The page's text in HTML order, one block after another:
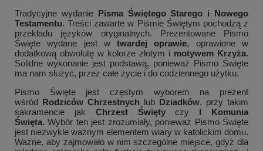
Tradycyjne wydanie Pisma Świętego Starego i Nowego
Testamentu. Treści zawarte w Piśmie Świętym pochodzą z
przekładu języków oryginalnych. Prezentowane Pismo
Święte wydane jest w
twardej oprawie, oprawione w
dodatkową obwolutę w kolorze złotym i motywem Krzyża.
Solidne wykonanie jest podstawą, ponieważ Pismo Święte
ma nam służyć, przez całe życie i do codziennego użytku.
Pismo Święte jest częstym wyborem na prezent
wśród Rodziców Chrzestnych lub Dziadków, przy takim
sakramencie jak
Chrzest Świętyczy
I Komunia
Święta. Wybór ten jest zrozumiały, ponieważ Pismo Święte
jest niezwykle ważnym elementem wiary w katolickim domu.
Ważne, aby zajmowało w nim szczególne miejsce, gdyż dla